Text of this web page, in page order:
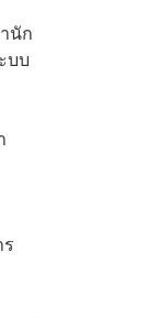
นัก
บบ